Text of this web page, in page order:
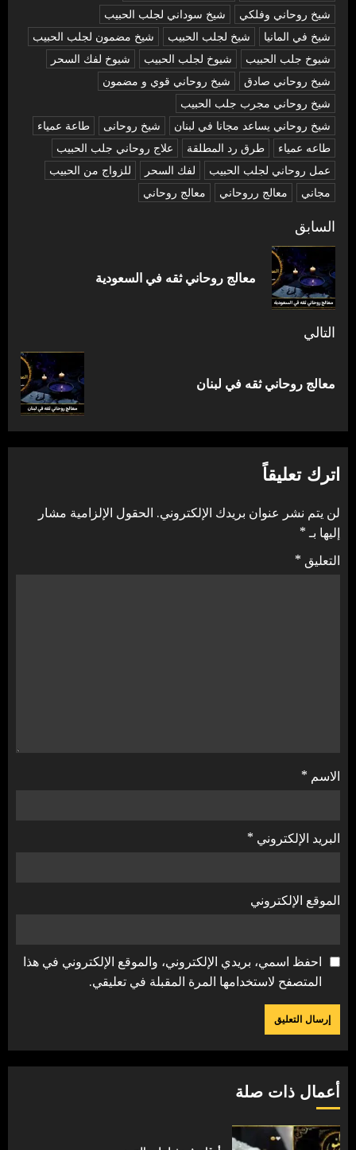
شيخ روحاني وفلكي
شيخ سوداني لجلب الحبيب
شيخ في المانيا
شيخ لجلب الحبيب
شيخ مضمون لجلب الحبيب
شيوخ جلب الحبيب
شيوخ لجلب الحبيب
شيوخ لفك السحر
شیخ روحاني صادق
شیخ روحاني قوي و مضمون
شیخ روحاني مجرب جلب الحبيب
شیخ روحاني يساعد مجانا في لبنان
شیخ روحانی
طاعة عمياء
طاعه عمياء
طرق رد المطلقة
علاج روحاني جلب الحبيب
عمل روحاني لجلب الحبيب
لفك السحر
للزواج من الحبيب
مجاني
معالج رروحاني معالج روحاني
تصفّح
المقالات
السابق
معالج روحاني ثقه في السعودية
التالي
المقالة
معالج روحاني ثقه في لبنان
اترك تعليقاً
لن يتم نشر عنوان بريدك الإلكتروني. الحقول الإلزامية مشار
إليها بـ*
التعليق *
الاسم *
البريد الإلكتروني *
الموقع الإلكتروني
احفظ اسمي، بريدي الإلكتروني، والموقع الإلكتروني في هذا
المتصفح لاستخدامها المرة المقبلة في تعليقي.
أعمال ذات صلة